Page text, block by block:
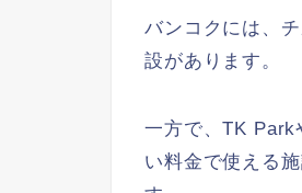
バンコクには、
設があります。
一方で、TK Park
い料金で使える